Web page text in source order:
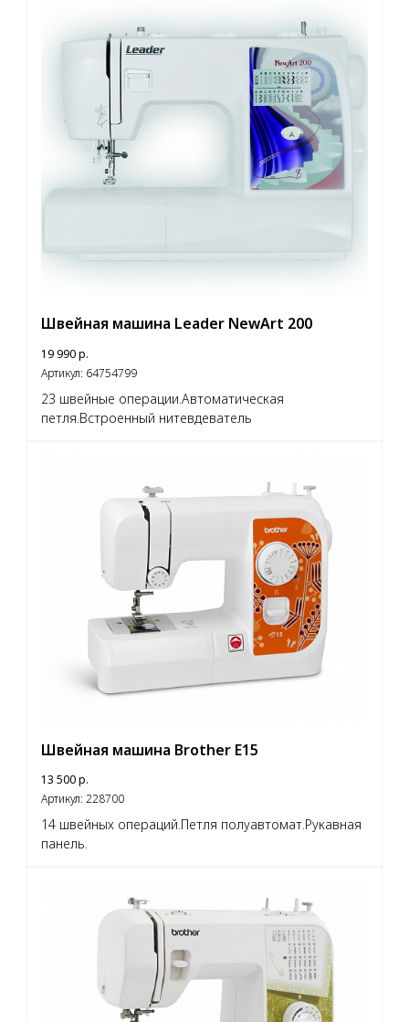
Швейная машина Leader NewArt 200
19 990р.
Артикул: 64754799
23 швейные операции.Автоматическая
петля.Встроенный нитевдеватель
Швейная машина Brother E15
13 500р.
Артикул: 228700
14 швейных операций.Петля полуавтомат.Рукавная
панель.